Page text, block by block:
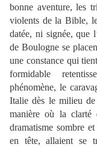
bonne aventure, les
violents de la Bible,
datée, ni signée, que
de Boulogne se
une constance qui
formidable
phénomène, le
Italie dès le milieu
manière où la clarté
dramatisme sombre
en tête, allaient se